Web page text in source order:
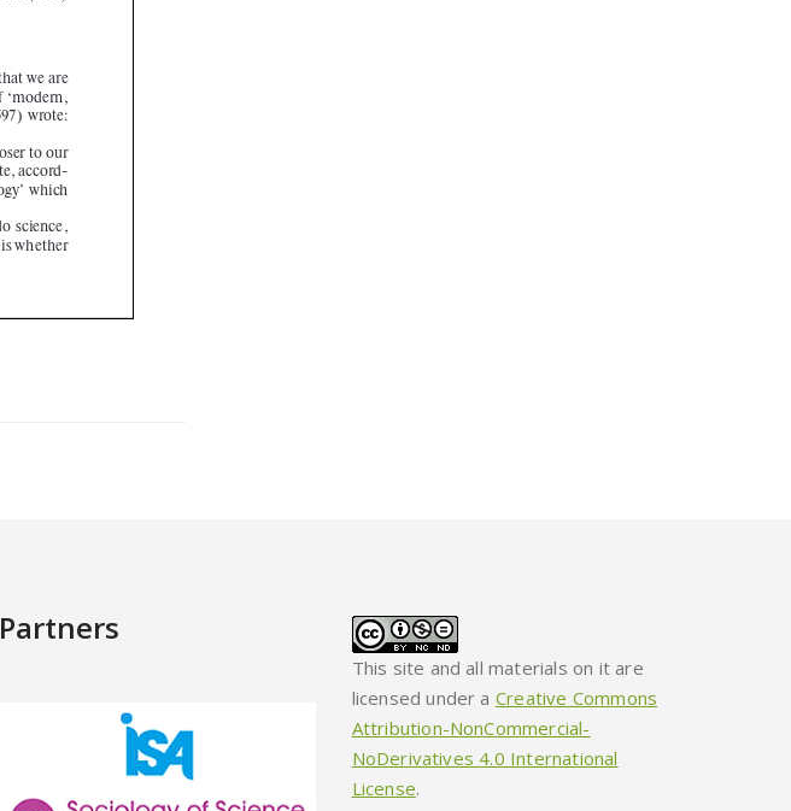
Partners
This site and all materials on it are
licensed under a Creative Commons
Attribution-NonCommercial-
NoDerivatives 4.0 International
License.